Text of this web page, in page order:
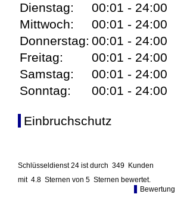
Dienstag:
00:01 - 24:00
Mittwoch:
00:01 - 24:00
Donnerstag: 00:01 - 24:00
Freitag:
00:01 - 24:00
Samstag:
00:01 - 24:00
Sonntag:
00:01 - 24:00
Einbruchschutz
Schlüsseldienst 24 ist durch 349 Kunden
mit 4.8 Sternen von 5 Sternen bewertet.
Bewertung